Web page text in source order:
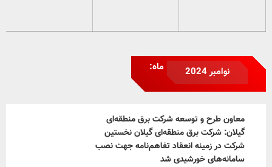
ماه: نوامبر 2024
معاون طرح و توسعه شرکت برق منطقه‌ای
گیلان: شركت برق منطقه‌ای گیلان نخستین
شركت در زمینه انعقاد تفاهم‌نامه جهت نصب
سامانه‌های خورشیدی شد